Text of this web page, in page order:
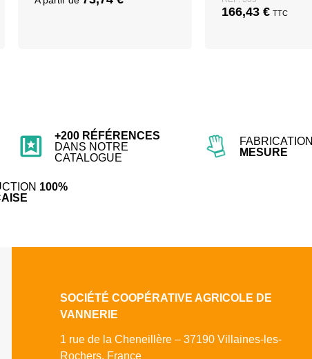
166,43 € TTC
+200 RÉFÉRENCES
DANS NOTRE
CATALOGUE
FABRICATION
MESURE
100%
SOCIÉTÉ COOPÉRATIVE AGRICOLE DE
VANNERIE
1 rue de la Cheneillère – 37190 Villaines-les-
Rochers, France